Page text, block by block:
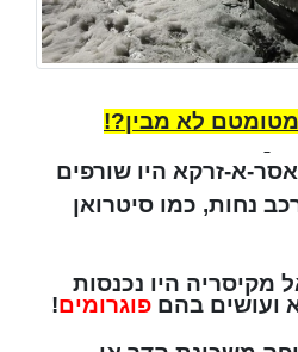
לא מבין?!
א-זרקא היו שורפים
נחות, כמו סיטרואן
מקיסריה היו נכנסות
ועושים בהם פוגרומים!